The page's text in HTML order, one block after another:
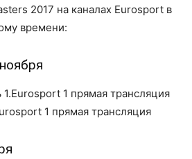
2017 на каналах Eurosport в
времени:
1 прямая трансляция
1 прямая трансляция